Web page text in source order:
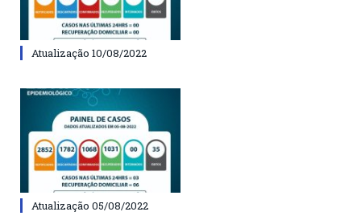
Atualização 10/08/2022
Atualização 05/08/2022